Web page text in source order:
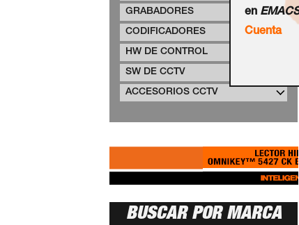
en
Cuenta
GRABADORES
CODIFICADORES
HW DE CONTROL
SW DE CCTV
ACCESORIOS CCTV
BUSCAR POR MARCA